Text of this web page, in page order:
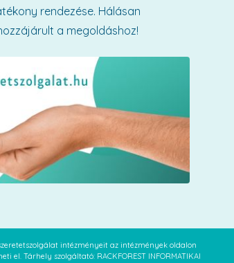
rendezése. Hálásan
a megoldáshoz!
intézményeit az intézmények oldalon
el. Tárhely szolgáltató: RACKFOREST INFORMATIKAI